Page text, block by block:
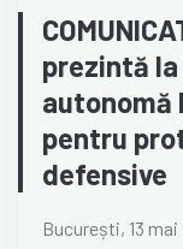
prezintă
autonomă
pentru
defensive
București, 13